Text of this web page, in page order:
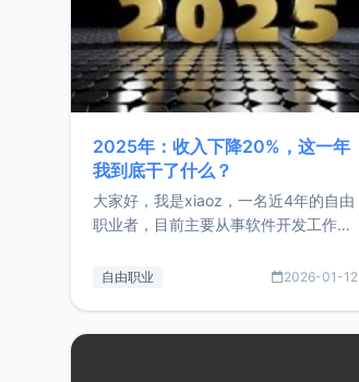
2025年：收入下降20%，这一年
我到底干了什么？
大家好，我是xiaoz，一名近4年的自由
职业者，目前主要从事软件开发工作。
的总结，内容主要包括：工作、学习、
自由职业 2026-01-12